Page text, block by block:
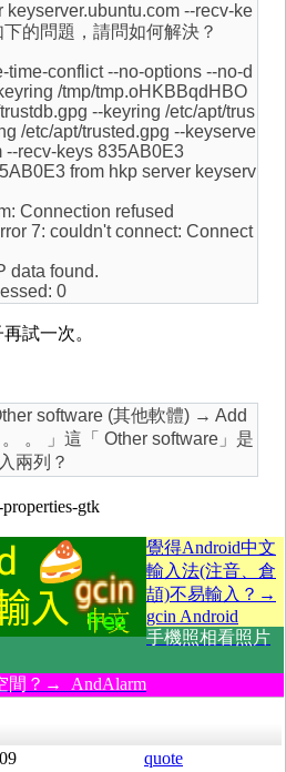
--recv-ke
的問題，請問如何解決？
time-conflict --no-options --no-d
/tmp/tmp.oHKBBqdHBO
--keyring /etc/apt/trus
/etc/apt/trusted.gpg --keyserve
--recv-keys 835AB0E3
from hkp server keyserv
Connection refused
7: couldn't connect: Connect
data found.
0
試一次。
software (其他軟體) → Add
。 」這「 Other software」是
兩列？
gtk
覺得Android中文
輸入法(注音、倉
頡)不易輸入？→
gcin Android
手機照相看照片
間？→ AndAlarm
quote